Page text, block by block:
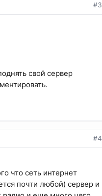
#3
свой сервер
#4
что сеть интернет
почти любой) сервер и